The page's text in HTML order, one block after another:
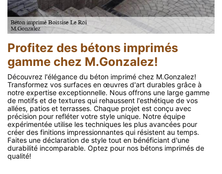
Profitez des bétons imprimés
gamme chez M.Gonzalez!
Découvrez l'élégance du béton imprimé chez M.Gonzalez!
Transformez vos surfaces en œuvres d'art durables grâce à
notre expertise exceptionnelle. Nous offrons une large gamme
de motifs et de textures qui rehaussent l'esthétique de vos
allées, patios et terrasses. Chaque projet est conçu avec
précision pour refléter votre style unique. Notre équipe
expérimentée utilise les techniques les plus avancées pour
créer des finitions impressionnantes qui résistent au temps.
Faites une déclaration de style tout en bénéficiant d'une
durabilité incomparable. Optez pour nos bétons imprimés de
qualité!